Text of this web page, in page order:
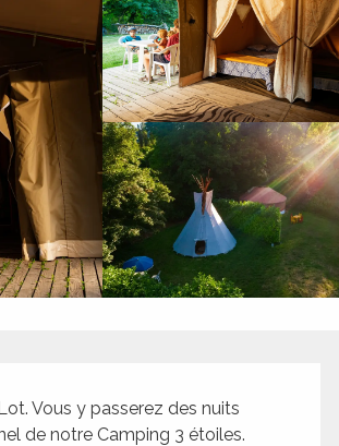
Vous y passerez des nuits
de notre Camping 3 étoiles.